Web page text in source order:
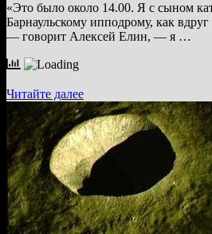
«Это было около 14.00. Я с сыном
Барнаульскому ипподрому, как
— говорит Алексей Елин, — я …
Над
Барнаулом
22
мая
пронесся
странный
смерч
Читайте далее